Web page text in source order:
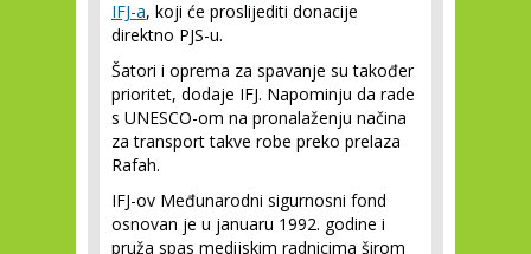
IFJ-a, koji će proslijediti donacije
direktno PJS-u.
Šatori i oprema za spavanje su također
prioritet, dodaje IFJ. Napominju da rade
s UNESCO-om na pronalaženju načina
za transport takve robe preko prelaza
Rafah.
IFJ-ov Međunarodni sigurnosni fond
osnovan je u januaru 1992. godine i
pruža spas medijskim radnicima širom